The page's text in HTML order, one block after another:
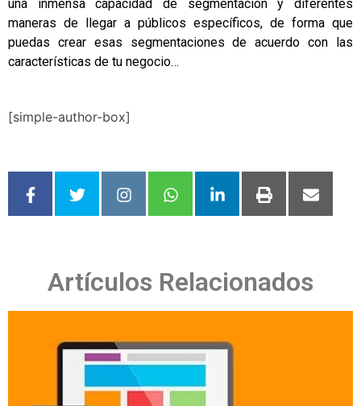
una inmensa capacidad de segmentación y diferentes
maneras de llegar a públicos específicos, de forma que
puedas crear esas segmentaciones de acuerdo con las
características de tu negocio…
[simple-author-box]
Artículos Relacionados